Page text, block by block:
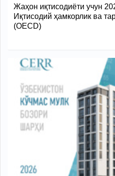
Жаҳон иқтисодиёти учун
Иқтисодий ҳамкорлик ва
(OECD)